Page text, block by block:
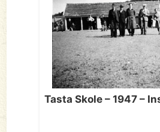
Tasta Skole – 1947 –